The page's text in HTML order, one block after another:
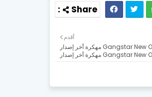
أقدم
تحميل لعبة Gangstar New Orleans OpenWorld مهكرة أخر إصدار